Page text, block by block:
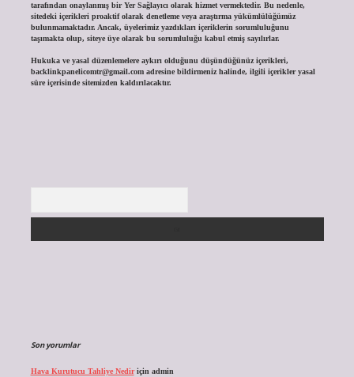
tarafından onaylanmış bir Yer Sağlayıcı olarak hizmet vermektedir. Bu nedenle,
sitedeki içerikleri proaktif olarak denetleme veya araştırma yükümlülüğümüz
bulunmamaktadır. Ancak, üyelerimiz yazdıkları içeriklerin sorumluluğunu
taşımakta olup, siteye üye olarak bu sorumluluğu kabul etmiş sayılırlar.
Hukuka ve yasal düzenlemelere aykırı olduğunu düşündüğünüz içerikleri,
backlinkpanelicomtr@gmail.comadresine bildirmeniz halinde, ilgili içerikler yasal
süre içerisinde sitemizden kaldırılacaktır.
Son yorumlar
Hava Kurutucu Tahliye Nediriçin admin